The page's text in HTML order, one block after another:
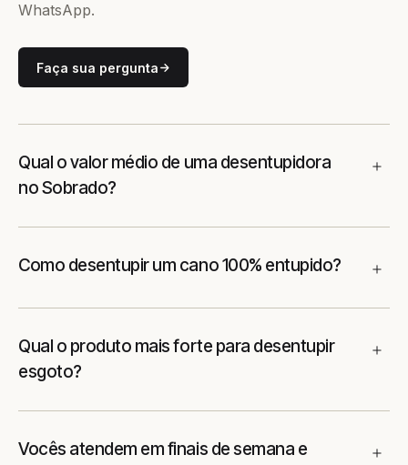
WhatsApp.
Faça sua pergunta
Qual o valor médio de uma desentupidora
no Sobrado?
Como desentupir um cano 100% entupido?
Qual o produto mais forte para desentupir
esgoto?
Vocês atendem em finais de semana e